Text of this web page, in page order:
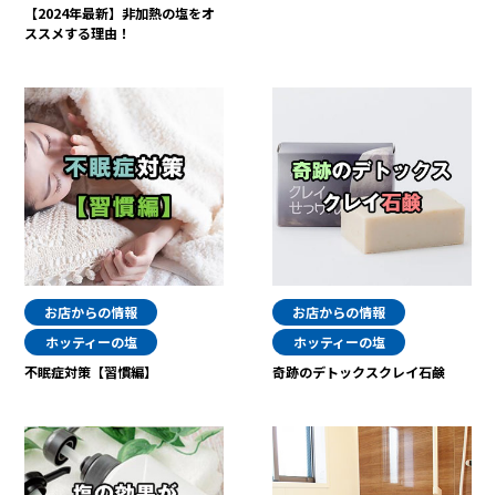
【2024年最新】非加熱の塩をオ
ススメする理由！
お店からの情報
ホッティーの塩
不眠症対策【習慣編】
お店からの情報
ホッティーの塩
奇跡のデトックスクレイ石鹸